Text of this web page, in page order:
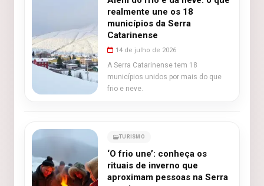
realmente une os 18
municípios da Serra
Catarinense
14 de julho de 2026
A Serra Catarinense tem 18
municípios unidos por mais do que
frio e neve.
TURISMO
‘O frio une’: conheça os
rituais de inverno que
aproximam pessoas na Serra